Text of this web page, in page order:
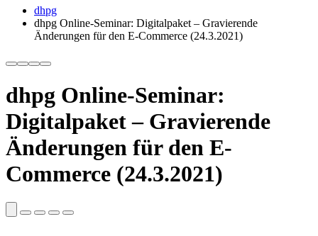
dhpg
dhpg Online-Seminar: Digitalpaket – Gravierende
Änderungen für den E-Commerce (24.3.2021)
dhpg Online-Seminar:
Digitalpaket – Gravierende
Änderungen für den E-
Commerce (24.3.2021)